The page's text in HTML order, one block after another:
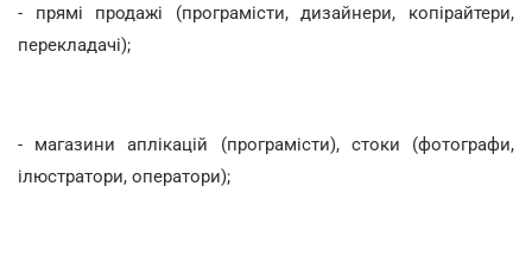
- прямі продажі (програмісти, дизайнери, копірайтери,
перекладачі);
- магазини аплікацій (програмісти), стоки (фотографи,
ілюстратори, оператори);